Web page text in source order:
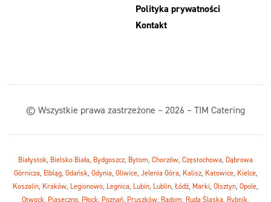
Polityka prywatności
Kontakt
© Wszystkie prawa zastrzeżone – 2026 – TIM Catering
Białystok, Bielsko Biała, Bydgoszcz, Bytom, Chorzów, Częstochowa, Dąbrowa
Górnicza, Elbląg, Gdańsk, Gdynia, Gliwice, Jelenia Góra, Kalisz, Katowice, Kielce,
Koszalin, Kraków, Legionowo, Legnica, Lubin, Lublin, Łódź, Marki, Olsztyn, Opole,
Otwock, Piaseczno, Płock, Poznań, Pruszków, Radom, Ruda Śląska, Rybnik,